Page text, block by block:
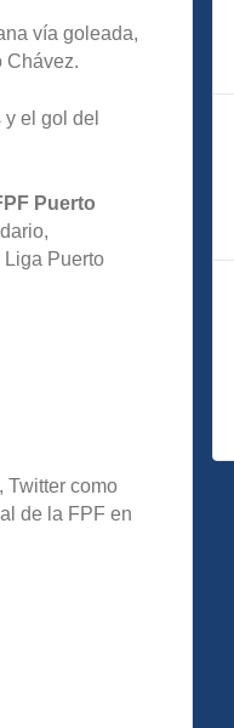
vía goleada,
Chávez.
el gol del
Puerto
Puerto
Twitter como
de la FPF en